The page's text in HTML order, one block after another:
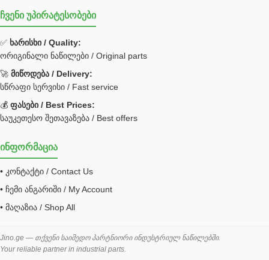
ჩვენი უპირატესობები
✅ ხარისხი / Quality:
ორიგინალი ნაწილები / Original parts
🚀 მიწოდება / Delivery:
სწრაფი სერვისი / Fast service
💰 ფასები / Best Prices:
საუკეთესო შეთავაზება / Best offers
ინფორმაცია
• კონტაქტი / Contact Us
• ჩემი ანგარიში / My Account
• მაღაზია / Shop All
Jino.ge — თქვენი საიმედო პარტნიორი ინდუსტრიულ ნაწილებში.
Your reliable partner in industrial parts.